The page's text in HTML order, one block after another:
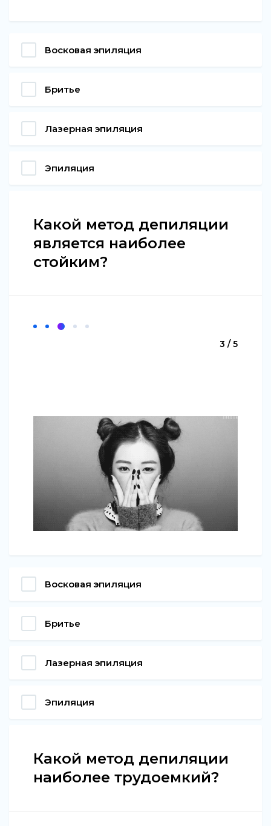
Восковая эпиляция
Бритье
Лазерная эпиляция
Эпиляция
Какой метод депиляции
является наиболее
стойким?
3 / 5
Восковая эпиляция
Бритье
Лазерная эпиляция
Эпиляция
Какой метод депиляции
наиболее трудоемкий?